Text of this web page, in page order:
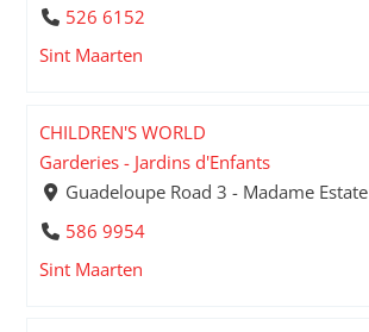
526 6152
Sint Maarten
CHILDREN'S WORLD
Garderies - Jardins d'Enfants
Guadeloupe Road 3 - Madame Estate
586 9954
Sint Maarten